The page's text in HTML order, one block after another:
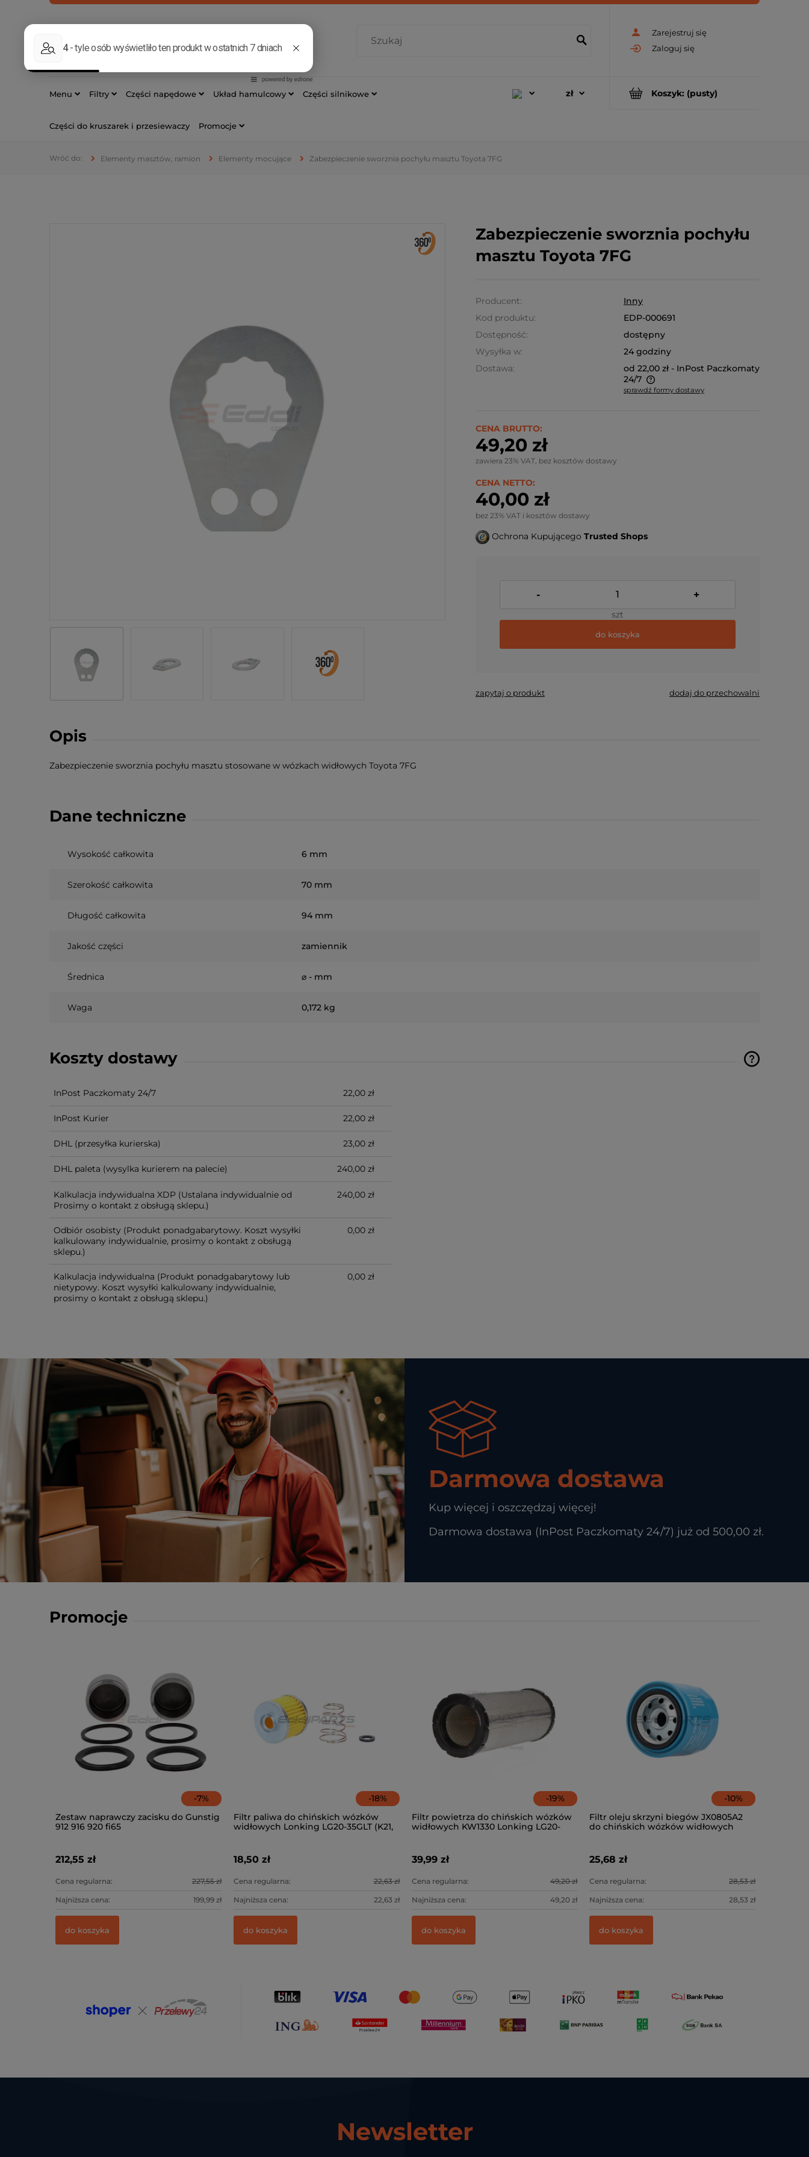
Zarejestruj się
Zaloguj się
533 177 421
Koszyk: (pusty)
Menu Filtry Części napędowe Układ hamulcowy Części silnikowe
Części do kruszarek i przesiewaczy Promocje
Elementy masztów, ramion Elementy mocujące Zabezpieczenie sworznia pochyłu masztu Toyota 7FG
Zabezpieczenie sworznia pochyłu
masztu Toyota 7FG
Producent:
Inny
Kod produktu:
EDP-000691
Dostępność:
dostępny
Wysyłka w:
24 godziny
Dostawa:
od 22,00 zł - InPost Paczkomaty
24/7
kalkulowany jest indywidualnie.
Możliwy również odbiór osobisty.
sprawdź formy dostawy
CENA BRUTTO:
49,20 zł
zawiera 23% VAT, bez kosztów dostawy
CENA NETTO:
40,00 zł
bez 23% VAT i kosztów dostawy
Ochrona Kupującego Trusted Shops
- +
szt
do koszyka
zapytaj o produkt dodaj do przechowalni
Opis
Zabezpieczenie sworznia pochyłu masztu stosowane w wózkach widłowych Toyota 7FG
Dane techniczne
Wysokość całkowita 6 mm
Szerokość całkowita 70 mm
Długość całkowita 94 mm
Jakość części zamiennik
Średnica ⌀ - mm
Waga 0,172 kg
Koszty dostawy
InPost Paczkomaty 24/7 22,00 zł
InPost Kurier 22,00 zł
DHL (przesyłka kurierska) 23,00 zł
DHL paleta (wysylka kurierem na palecie) 240,00 zł
Kalkulacja indywidualna XDP (Ustalana indywidualnie od
Prosimy o kontakt z obsługą sklepu.)
240,00 zł
Odbiór osobisty (Produkt ponadgabarytowy. Koszt wysyłki
kalkulowany indywidualnie, prosimy o kontakt z obsługą
sklepu.)
0,00 zł
Kalkulacja indywidualna (Produkt ponadgabarytowy lub
nietypowy. Koszt wysyłki kalkulowany indywidualnie,
prosimy o kontakt z obsługą sklepu.)
0,00 zł
Darmowa dostawa
Kup więcej i oszczędzaj więcej!
Darmowa dostawa (InPost Paczkomaty 24/7) już od 500,00 zł.
Promocje
-7%
Zestaw naprawczy zacisku do Gunstig
912 916 920 fi65
212,55 zł
Cena regularna: 227,55 zł
Najniższa cena: 199,99 zł
do koszyka
-18%
Filtr paliwa do chińskich wózków
widłowych Lonking LG20-35GLT (K21,
18,50 zł
Cena regularna: 22,63 zł
Najniższa cena: 22,63 zł
do koszyka
-19%
Filtr powietrza do chińskich wózków
widłowych KW1330 Lonking LG20-
39,99 zł
Cena regularna: 49,20 zł
Najniższa cena: 49,20 zł
do koszyka
-10%
Filtr oleju skrzyni biegów JX0805A2
do chińskich wózków widłowych
25,68 zł
Cena regularna: 28,53 zł
Najniższa cena: 28,53 zł
do koszyka
Newsletter